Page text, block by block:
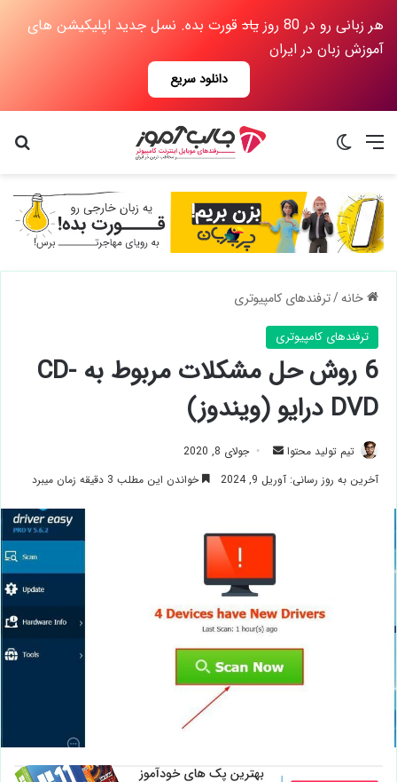
هر زبانی رو در 80 روز یاد قورت بده. نسل جدید اپلیکیشن های
آموزش زبان در ایران
دانلود سریع
جستجو برای منوتغییر
خانه/ترفندهای کامپیوتری
ترفندهای کامپیوتری
6 روش حل مشکلات مربوط به CD-
DVD درایو (ویندوز)
تیم تولید محتوا
ارسال
ایمیل
جولای 8, 2020
آخرین به روز رسانی: آوریل 9, 2024
خواندن این مطلب 3 دقیقه زمان میبرد